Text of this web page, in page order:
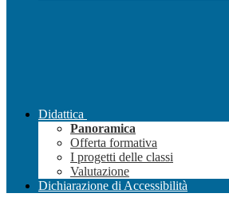
Didattica
Panoramica
Offerta formativa
I progetti delle classi
Valutazione
Dichiarazione di Accessibilità